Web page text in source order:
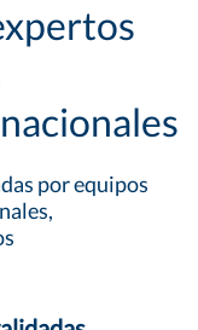
por equipos